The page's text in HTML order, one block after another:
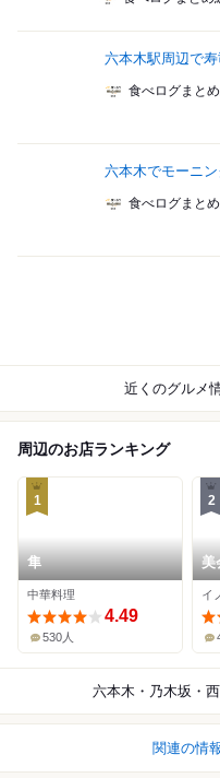
六本木駅周辺で
食べログまと
六本木でモーニ
食べログまと
近くのグルメ
周辺のお店ランキング
1
隼
中華料理
4.49
530人
2
美
イ
関連の情